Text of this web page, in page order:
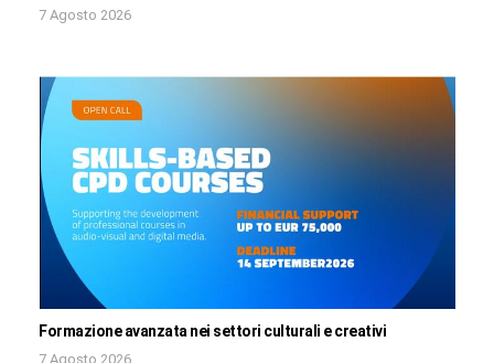
7 Agosto 2026
Formazione avanzata nei settori culturali e creativi
7 Agosto 2026